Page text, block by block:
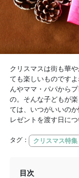
クリスマスは街も華
ても楽しいものです
んやママ・パパから
の。そんな子どもが
ては、いつがいいの
レゼントを渡す日に
タグ： クリスマス特集
目次